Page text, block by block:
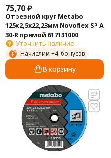
75,70₽
Отрезной круг Metabo
125х2,5х22,23мм Novoflex SP А
30-R прямой 617131000
Уточнить наличие
Начислим +4 бонусов
В корзину